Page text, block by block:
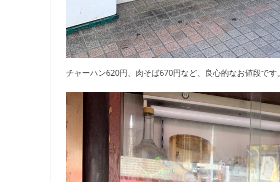
チャーハン620円、肉そば670円など、良心的なお値段です。